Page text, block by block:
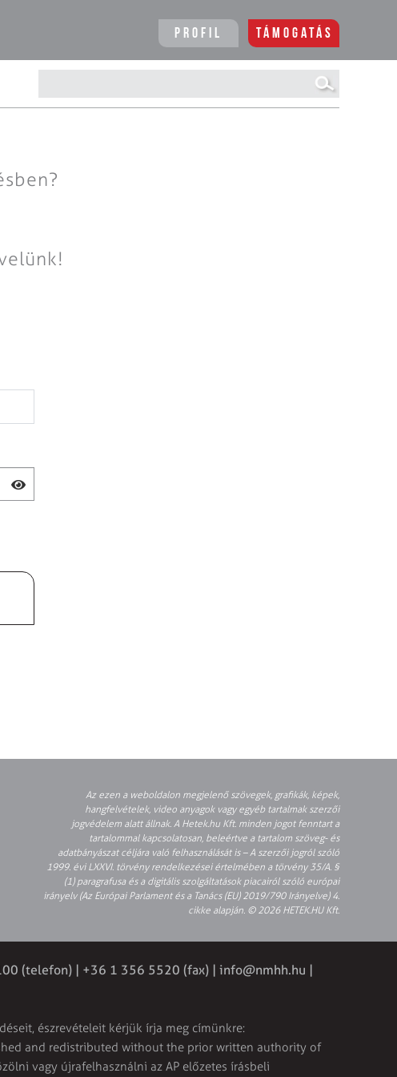
Profil Támogatás
Az ezen a weboldalon megjelenő szövegek, grafikák, képek,
hangfelvételek, video anyagok vagy egyéb tartalmak szerzői
jogvédelem alatt állnak. A Hetek.hu Kft. minden jogot fenntart a
tartalommal kapcsolatosan, beleértve a tartalom szöveg- és
adatbányászat céljára való felhasználását is – A szerzői jogról szóló
1999. évi LXXVI. törvény rendelkezései értelmében a törvény 35/A. §
(1) paragrafusa és a digitális szolgáltatások piacairól szóló európai
irányelv (Az Európai Parlament és a Tanács (EU) 2019/790 Irányelve) 4.
cikke alapján. © 2026 HETEK.HU Kft.
(telefon) | +36 1 356 5520 (fax) | info@nmhh.hu |
észrevételeit kérjük írja meg címünkre:
and redistributed without the prior written authority of
vagy újrafelhasználni az AP előzetes írásbeli